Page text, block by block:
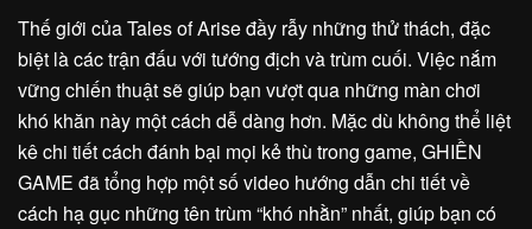
Thế giới của Tales of Arise đầy rẫy những thử thách, đặc
biệt là các trận đấu với tướng địch và trùm cuối. Việc nắm
vững chiến thuật sẽ giúp bạn vượt qua những màn chơi
khó khăn này một cách dễ dàng hơn. Mặc dù không thể liệt
kê chi tiết cách đánh bại mọi kẻ thù trong game, GHIỀN
GAME đã tổng hợp một số video hướng dẫn chi tiết về
cách hạ gục những tên trùm “khó nhằn” nhất, giúp bạn có